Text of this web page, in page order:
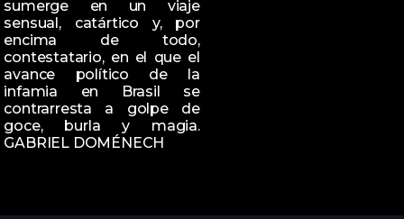
sumerge en un viaje
sensual, catártico y, por
encima de todo,
contestatario, en el que el
avance político de la
infamia en Brasil se
contrarresta a golpe de
goce, burla y magia.
GABRIEL DOMÉNECH